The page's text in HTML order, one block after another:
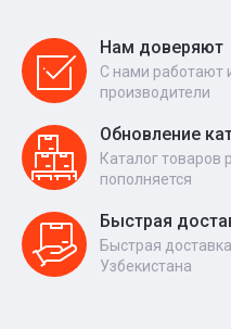
Нам доверяют
С нами работают
производители
Обновление
Каталог товаров
пополняется
Быстрая
Быстрая
Узбекистана